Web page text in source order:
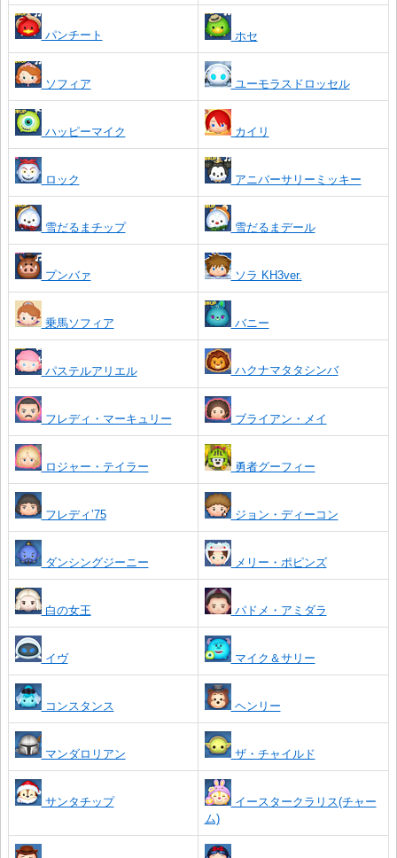
パンチート ホセ
ソフィア ユーモラスドロッセル
ハッピーマイク カイリ
ロック アニバーサリーミッキー
雪だるまチップ 雪だるまデール
プンバァ ソラ KH3ver.
乗馬ソフィア バニー
パステルアリエル ハクナマタタシンバ
フレディ・マーキュリー ブライアン・メイ
ロジャー・テイラー 勇者グーフィー
フレディ’75 ジョン・ディーコン
ダンシングジーニー メリー・ポピンズ
白の女王 パドメ・アミダラ
イヴ マイク＆サリー
コンスタンス ヘンリー
マンダロリアン ザ・チャイルド
サンタチップ
イースタークラリス(チャー
ム)